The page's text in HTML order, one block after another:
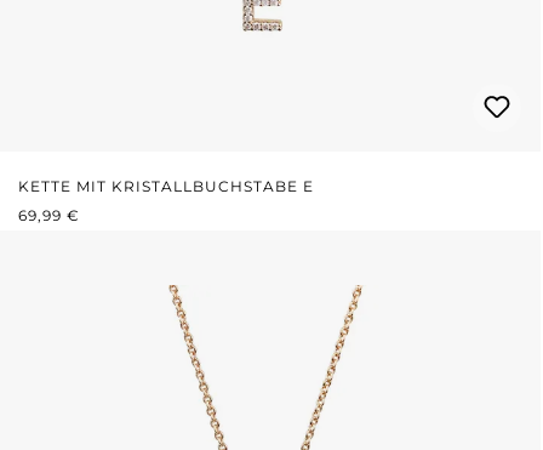
KETTE MIT KRISTALLBUCHSTABE E
REGULÄRER PREIS:
69,99 €